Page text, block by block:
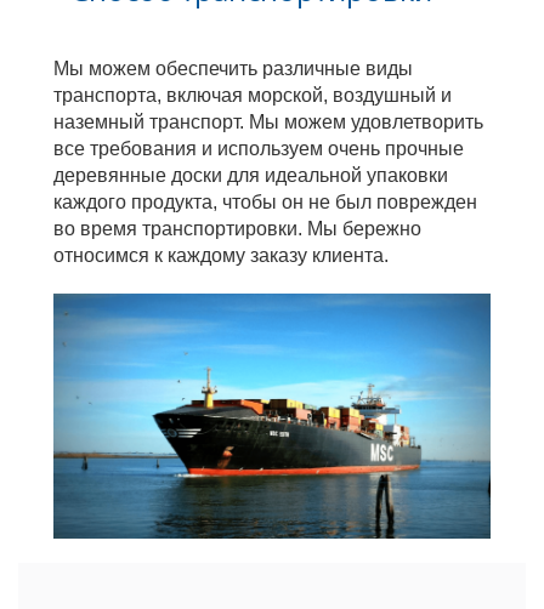
Мы можем обеспечить различные виды
транспорта, включая морской, воздушный и
наземный транспорт. Мы можем удовлетворить
все требования и используем очень прочные
деревянные доски для идеальной упаковки
каждого продукта, чтобы он не был поврежден
во время транспортировки. Мы бережно
относимся к каждому заказу клиента.